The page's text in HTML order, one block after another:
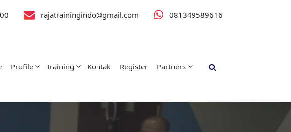
rajatrainingindo@gmail.com 081349589616
Profile Training Kontak Register Partners